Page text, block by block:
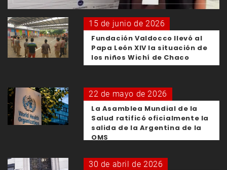
15 de junio de 2026
Fundación Valdocco llevó al
Papa León XIV la situación de
los niños Wichí de Chaco
22 de mayo de 2026
La Asamblea Mundial de la
Salud ratificó oficialmente la
salida de la Argentina de la
OMS
30 de abril de 2026